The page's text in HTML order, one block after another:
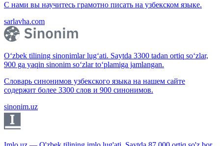
С нами вы научитесь грамотно писать на узбекском языке.
sarlavha.com
O‘zbek tilining sinonimlar lug‘ati. Saytda 3300 tadan ortiq so‘zlar,
900 ga yaqin sinonim so‘zlar to‘plamiga jamlangan.
Словарь синонимов узбекского языка на нашем сайте
содержит более 3300 слов и 900 синонимов.
sinonim.uz